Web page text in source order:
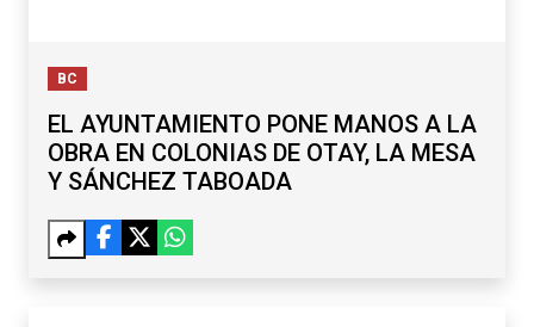
BC
EL AYUNTAMIENTO PONE MANOS A LA
OBRA EN COLONIAS DE OTAY, LA MESA
Y SÁNCHEZ TABOADA